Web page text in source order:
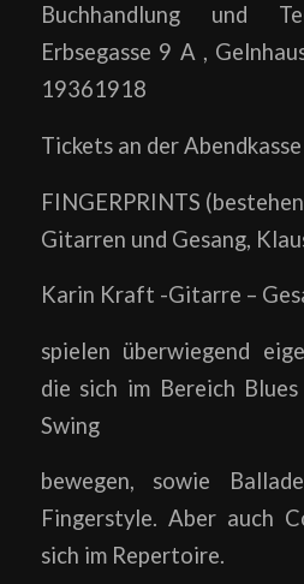
Buchhandlung und
Erbsegasse 9 A ,
19361918
Tickets an der
FINGERPRINTS
Gitarren und Gesang,
Karin Kraft -Gitarre –
spielen überwiegend
die sich im Bereich
Swing
bewegen, sowie
Fingerstyle. Aber auch
sich im Repertoire.